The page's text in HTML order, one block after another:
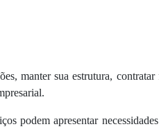
manter sua estrutura,
podem apresentar